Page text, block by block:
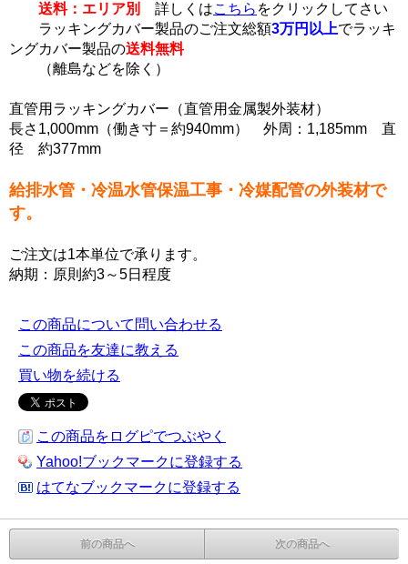
送料：エリア別
詳しくはこちら をクリックしてさい
ラッキングカバー製品のご注文総額3万円以上でラッキ
ングカバー製品の送料無料
（離島などを除く）
直管用ラッキングカバー（直管用金属製外装材）
長さ1,000mm（働き寸＝約940mm） 外周：1,185mm 直
径 約377mm
給排水管・冷温水管保温工事・冷媒配管の外装材で
す。
ご注文は1本単位で承ります。
納期：原則約3～5日程度
この商品について問い合わせる
この商品を友達に教える
買い物を続ける
この商品をログピでつぶやく
Yahoo!ブックマークに登録する
はてなブックマークに登録する
前の商品へ 次の商品へ